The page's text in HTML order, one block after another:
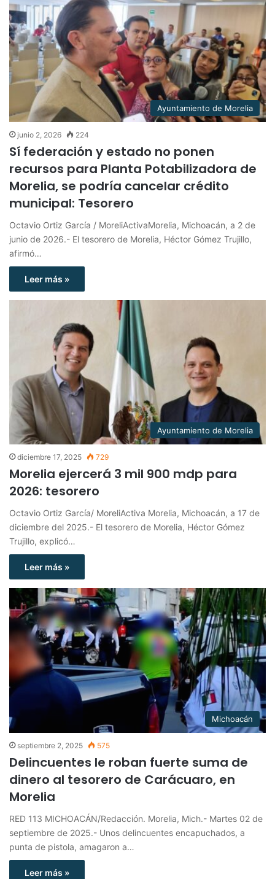
Ayuntamiento de Morelia
junio 2, 2026 224
Sí federación y estado no ponen
recursos para Planta Potabilizadora de
Morelia, se podría cancelar crédito
municipal: Tesorero
Octavio Ortiz García / MoreliActivaMorelia, Michoacán, a 2 de
junio de 2026.- El tesorero de Morelia, Héctor Gómez Trujillo,
afirmó…
Leer más »
Ayuntamiento de Morelia
diciembre 17, 2025 729
Morelia ejercerá 3 mil 900 mdp para
2026: tesorero
Octavio Ortiz García/ MoreliActiva Morelia, Michoacán, a 17 de
diciembre del 2025.- El tesorero de Morelia, Héctor Gómez
Trujillo, explicó…
Leer más »
Michoacán
septiembre 2, 2025 575
Delincuentes le roban fuerte suma de
dinero al tesorero de Carácuaro, en
Morelia
RED 113 MICHOACÁN/Redacción. Morelia, Mich.- Martes 02 de
septiembre de 2025.- Unos delincuentes encapuchados, a
punta de pistola, amagaron a…
Leer más »